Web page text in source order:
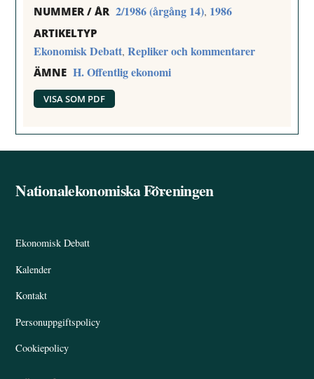
NUMMER / ÅR 2/1986 (årgång 14), 1986
ARTIKELTYP
Ekonomisk Debatt,Repliker och kommentarer
ÄMNE H. Offentlig ekonomi
VISA SOM PDF
Back
Nationalekonomiska Föreningen
Ekonomisk Debatt
Kalender
Kontakt
Personuppgiftspolicy
Cookiepolicy